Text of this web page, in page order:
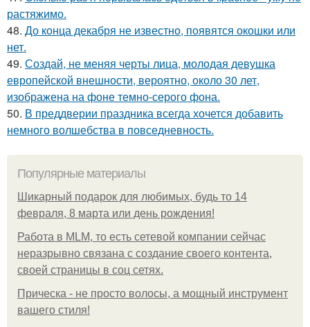
растяжимо.
48. До конца декабря не известно, появятся окошки или
нет.
49. Создай, не меняя черты лица, молодая девушка
европейской внешности, вероятно, около 30 лет,
изображена на фоне темно-серого фона.
50. В преддверии праздника всегда хочется добавить
немного волшебства в повседневность.
Популярные материалы
Шикарный подарок для любимых, будь то 14
февраля, 8 марта или день рождения!
Работа в MLM, то есть сетевой компании сейчас
неразрывно связана с создание своего контента,
своей страницы в соц сетях.
Прическа - не просто волосы, а мощный инструмент
вашего стиля!